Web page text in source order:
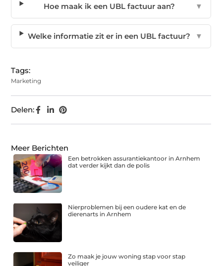
Hoe maak ik een UBL factuur aan? ▼
Welke informatie zit er in een UBL factuur? ▼
Tags:
Marketing
Delen:
Meer Berichten
Een betrokken assurantiekantoor in Arnhem
dat verder kijkt dan de polis
Nierproblemen bij een oudere kat en de
dierenarts in Arnhem
Zo maak je jouw woning stap voor stap
veiliger